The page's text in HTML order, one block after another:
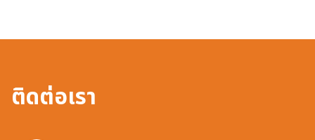
ติดต่อเรา